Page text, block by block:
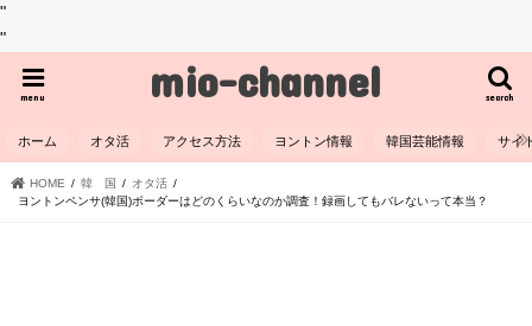
"
"
mio-channel search
menu
ホーム オタ活 アクセス方法 ヨントン情報 韓国芸能情報 サイ
HOME 韓 国
オタ活
ヨントンペンサ(韓国)ボーダーはどのくらいなのか調査！録画してもバレないって本当？